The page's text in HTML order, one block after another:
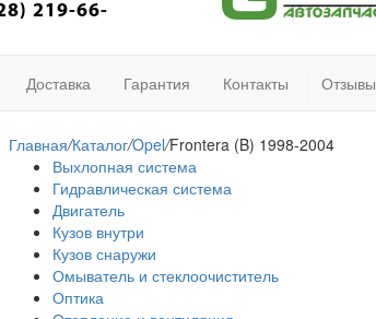
219-66-
Доставка Гарантия Контакты Отзывы
Главная/Каталог/Opel/Frontera (B) 1998-2004
Выхлопная система
Гидравлическая система
Двигатель
Кузов внутри
Кузов снаружи
Омыватель и стеклоочиститель
Оптика